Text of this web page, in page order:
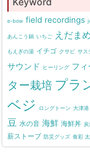
e-bow field recordings
あんこう鍋 いちご えだま
もえぎの湯 イチゴ クサビ サス
サウンド
ヒーリング フ
ター栽培 プラ
ベジ
ロングトーン 大津港
豆 水の音 海鮮 海鮮丼 炭
薪ストーブ 防災グッズ 食彩